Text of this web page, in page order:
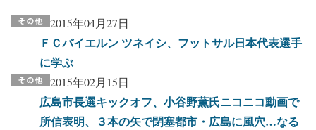
2015年04月27日
ＦＣバイエルン ツネイシ、フットサル日本代表選手
に学ぶ
2015年02月15日
広島市長選キックオフ、小谷野薫氏ニコニコ動画で
所信表明、３本の矢で閉塞都市・広島に風穴…なる